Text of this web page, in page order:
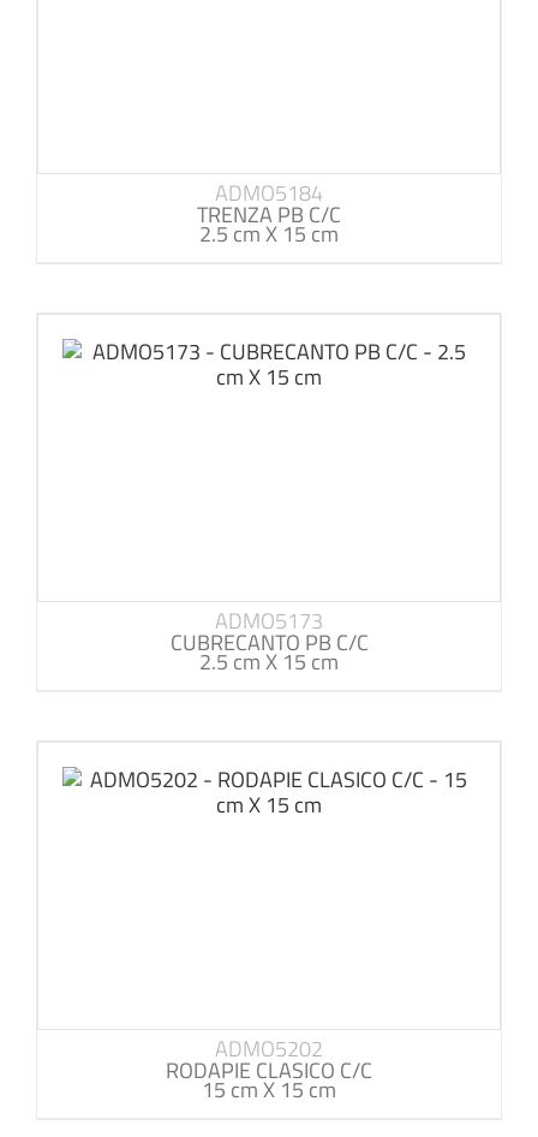
ADMO5184
TRENZA PB C/C
2.5 cm X 15 cm
ADMO5173
CUBRECANTO PB C/C
2.5 cm X 15 cm
ADMO5202
RODAPIE CLASICO C/C
15 cm X 15 cm